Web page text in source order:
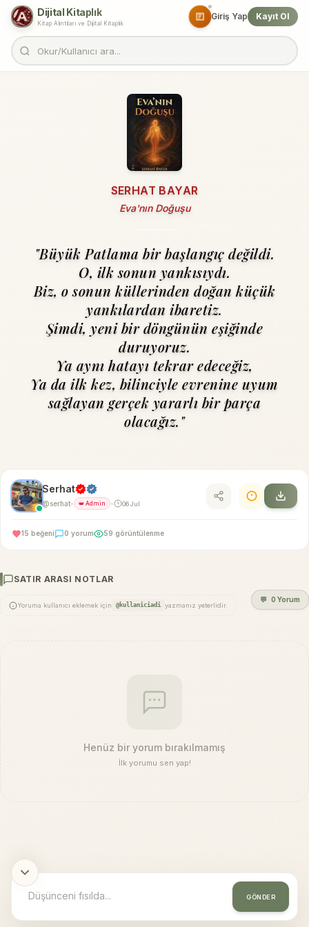
Dijital Kitaplık
Kitap Alıntıları ve Dijital Kitaplık
Giriş Yap Kayıt Ol
SERHAT BAYAR
Eva'nın Doğuşu
"Büyük Patlama bir başlangıç değildi.
O, ilk sonun yankısıydı.
Biz, o sonun küllerinden doğan küçük
yankılardan ibaretiz.
Şimdi, yeni bir döngünün eşiğinde
duruyoruz.
Ya aynı hatayı tekrar edeceğiz,
Ya da ilk kez, bilinciyle evrenine uyum
sağlayan gerçek yararlı bir parça
olacağız."
Serhat
@serhat• 👑 Admin • 06 Jul
15 beğeni 0 yorum 59 görüntülenme
SATIR ARASI NOTLAR
Yoruma kullanıcı eklemek için @kullaniciadi yazmanız yeterlidir.
💬 0 Yorum
Henüz bir yorum bırakılmamış
İlk yorumu sen yap!
GÖNDER